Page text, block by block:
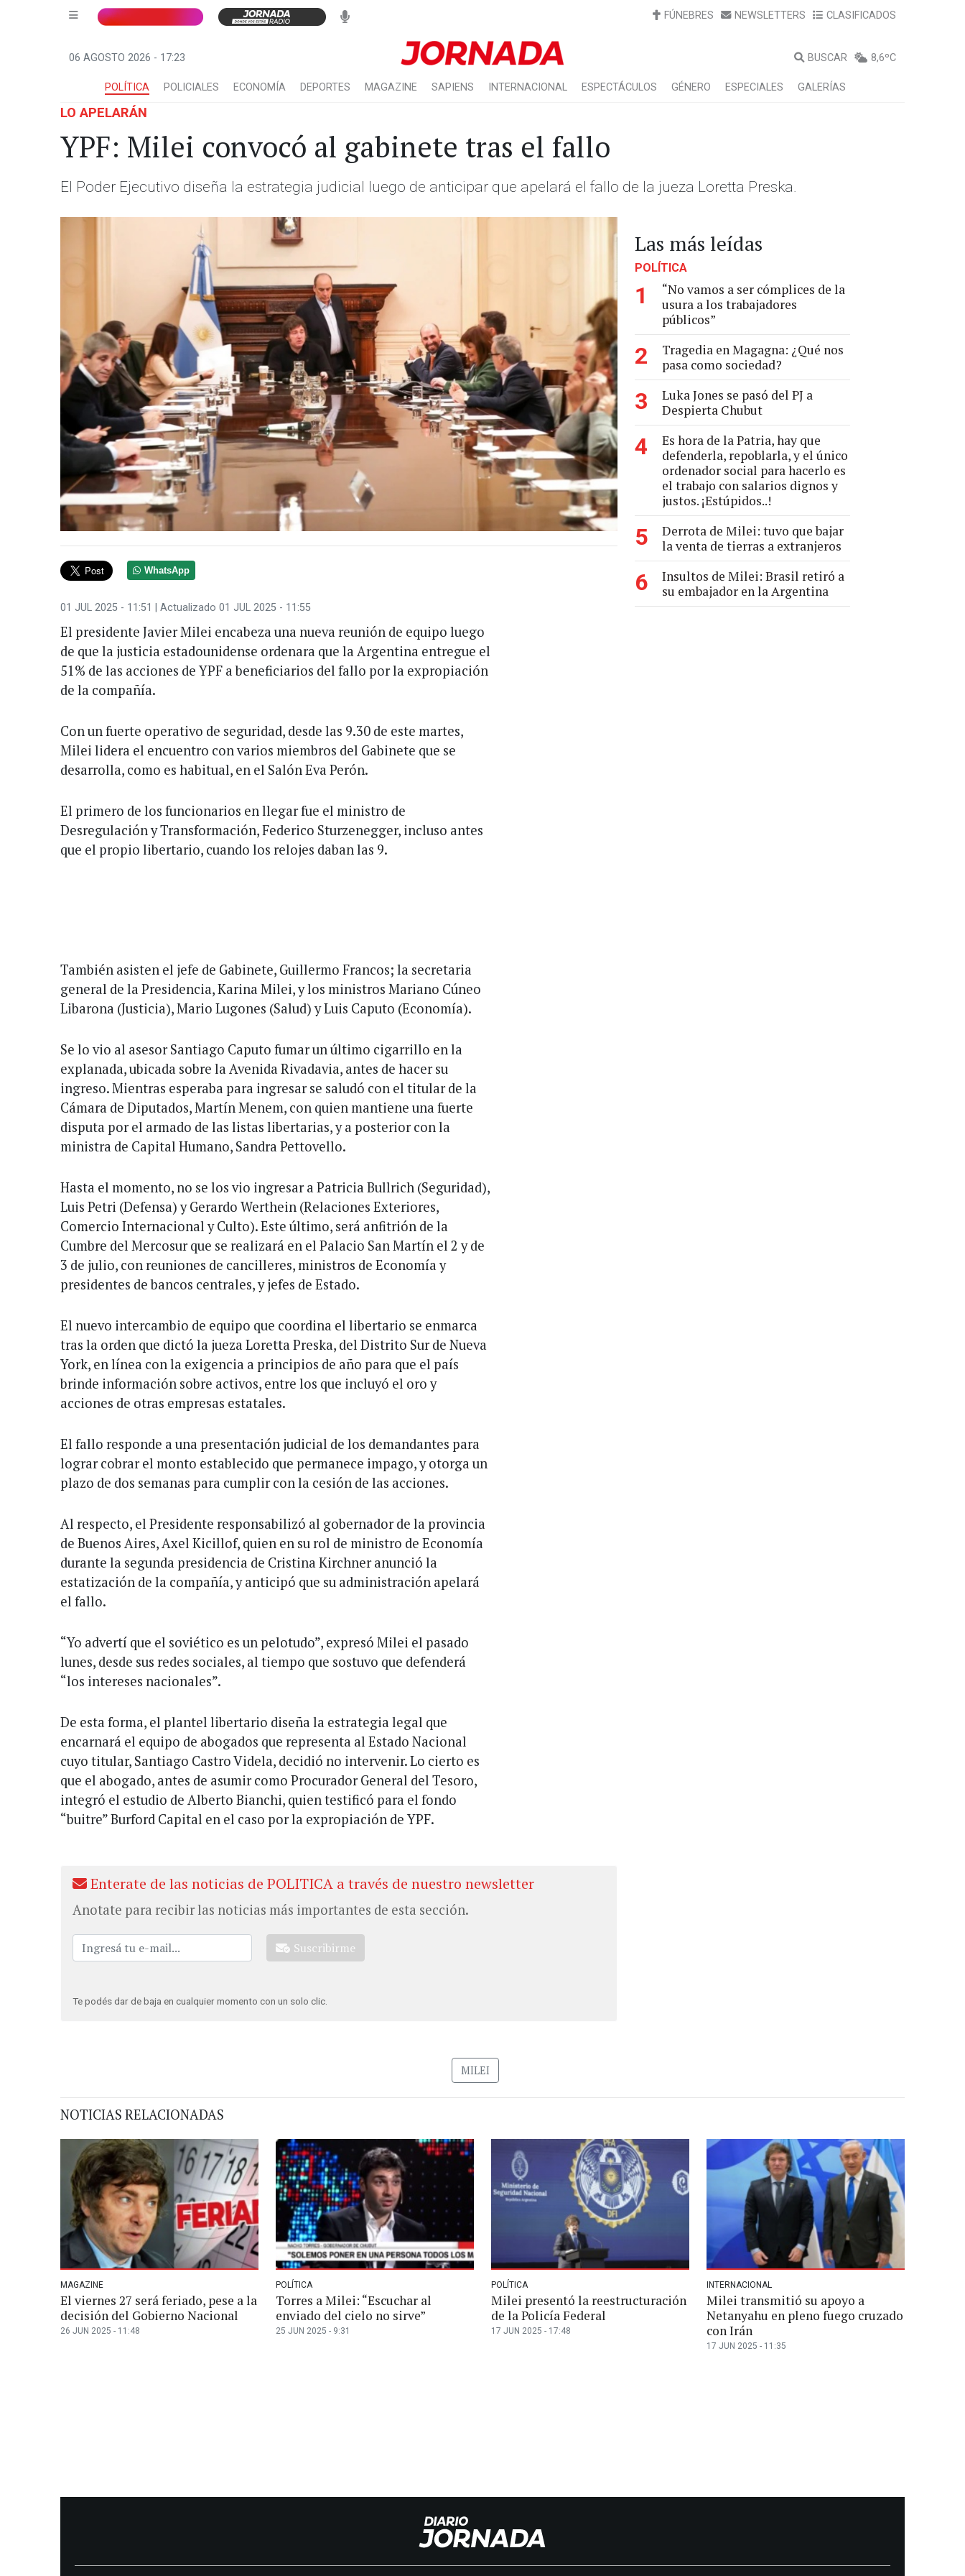
FÚNEBRES NEWSLETTERS CLASIFICADOS
06 AGOSTO 2026 - 17:23 BUSCAR 8,6ºC
POLÍTICA POLICIALES ECONOMÍA DEPORTES MAGAZINE SAPIENS INTERNACIONAL ESPECTÁCULOS GÉNERO ESPECIALES GALERÍAS
LO APELARÁN
YPF: Milei convocó al gabinete tras el fallo
El Poder Ejecutivo diseña la estrategia judicial luego de anticipar que apelará el fallo de la jueza Loretta Preska.
WhatsApp
01 JUL 2025 - 11:51 | Actualizado 01 JUL 2025 - 11:55
El presidente Javier Milei encabeza una nueva reunión de equipo luego
de que la justicia estadounidense ordenara que la Argentina entregue el
51% de las acciones de YPF a beneficiarios del fallo por la expropiación
de la compañía.
Con un fuerte operativo de seguridad, desde las 9.30 de este martes,
Milei lidera el encuentro con varios miembros del Gabinete que se
desarrolla, como es habitual, en el Salón Eva Perón.
El primero de los funcionarios en llegar fue el ministro de
Desregulación y Transformación, Federico Sturzenegger, incluso antes
que el propio libertario, cuando los relojes daban las 9.
También asisten el jefe de Gabinete, Guillermo Francos; la secretaria
general de la Presidencia, Karina Milei, y los ministros Mariano Cúneo
Libarona (Justicia), Mario Lugones (Salud) y Luis Caputo (Economía).
Se lo vio al asesor Santiago Caputo fumar un último cigarrillo en la
explanada, ubicada sobre la Avenida Rivadavia, antes de hacer su
ingreso. Mientras esperaba para ingresar se saludó con el titular de la
Cámara de Diputados, Martín Menem, con quien mantiene una fuerte
disputa por el armado de las listas libertarias, y a posterior con la
ministra de Capital Humano, Sandra Pettovello.
Hasta el momento, no se los vio ingresar a Patricia Bullrich (Seguridad),
Luis Petri (Defensa) y Gerardo Werthein (Relaciones Exteriores,
Comercio Internacional y Culto). Este último, será anfitrión de la
Cumbre del Mercosur que se realizará en el Palacio San Martín el 2 y de
3 de julio, con reuniones de cancilleres, ministros de Economía y
presidentes de bancos centrales, y jefes de Estado.
El nuevo intercambio de equipo que coordina el libertario se enmarca
tras la orden que dictó la jueza Loretta Preska, del Distrito Sur de Nueva
York, en línea con la exigencia a principios de año para que el país
brinde información sobre activos, entre los que incluyó el oro y
acciones de otras empresas estatales.
El fallo responde a una presentación judicial de los demandantes para
lograr cobrar el monto establecido que permanece impago, y otorga un
plazo de dos semanas para cumplir con la cesión de las acciones.
Al respecto, el Presidente responsabilizó al gobernador de la provincia
de Buenos Aires, Axel Kicillof, quien en su rol de ministro de Economía
durante la segunda presidencia de Cristina Kirchner anunció la
estatización de la compañía, y anticipó que su administración apelará
el fallo.
“Yo advertí que el soviético es un pelotudo”, expresó Milei el pasado
lunes, desde sus redes sociales, al tiempo que sostuvo que defenderá
“los intereses nacionales”.
De esta forma, el plantel libertario diseña la estrategia legal que
encarnará el equipo de abogados que representa al Estado Nacional
cuyo titular, Santiago Castro Videla, decidió no intervenir. Lo cierto es
que el abogado, antes de asumir como Procurador General del Tesoro,
integró el estudio de Alberto Bianchi, quien testificó para el fondo
“buitre” Burford Capital en el caso por la expropiación de YPF.
Enterate de las noticias de POLITICA a través de nuestro newsletter
Anotate para recibir las noticias más importantes de esta sección.
Suscribirme
Te podés dar de baja en cualquier momento con un solo clic.
Las más leídas
POLÍTICA
1
“No vamos a ser cómplices de la
usura a los trabajadores
públicos”
2
Tragedia en Magagna: ¿Qué nos
pasa como sociedad?
3
Luka Jones se pasó del PJ a
Despierta Chubut
4
Es hora de la Patria, hay que
defenderla, repoblarla, y el único
ordenador social para hacerlo es
el trabajo con salarios dignos y
justos. ¡Estúpidos..!
5
Derrota de Milei: tuvo que bajar
la venta de tierras a extranjeros
6
Insultos de Milei: Brasil retiró a
su embajador en la Argentina
MILEI
NOTICIAS RELACIONADAS
MAGAZINE
El viernes 27 será feriado, pese a la
decisión del Gobierno Nacional
26 JUN 2025 - 11:48
POLÍTICA
Torres a Milei: “Escuchar al
enviado del cielo no sirve”
25 JUN 2025 - 9:31
POLÍTICA
Milei presentó la reestructuración
de la Policía Federal
17 JUN 2025 - 17:48
INTERNACIONAL
Milei transmitió su apoyo a
Netanyahu en pleno fuego cruzado
con Irán
17 JUN 2025 - 11:35